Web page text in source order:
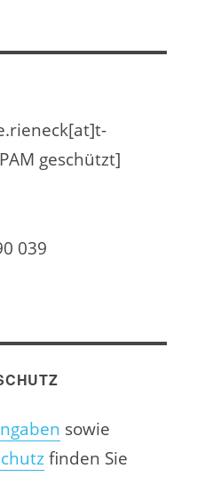
geschützt]
039
sowie
finden Sie